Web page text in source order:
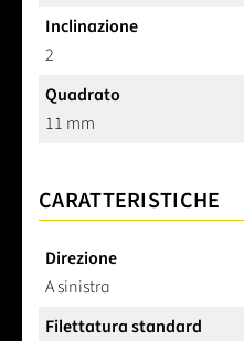
Inclinazione
2
Quadrato
11 mm
CARATTERISTICHE
Direzione
A sinistra
Filettatura standard